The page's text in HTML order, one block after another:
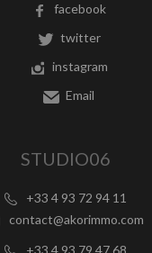
facebook
twitter
instagram
Email
STUDIO06
+33 4 93 72 94 11
contact@akorimmo.com
+33 4 93 79 47 68